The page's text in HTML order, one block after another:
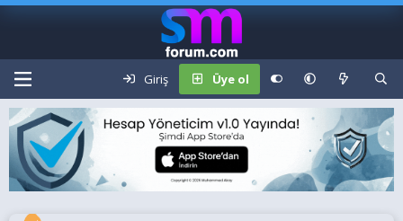
Giriş Üye ol